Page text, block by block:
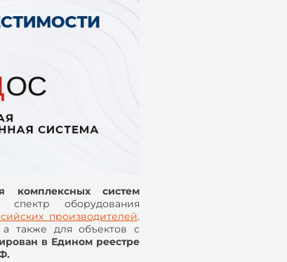
комплексных систем
оборудования
производителей.
также для объектов с
в Едином реестре